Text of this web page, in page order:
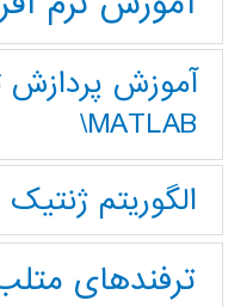
آموزش پردازش
MATLAB\
الگوریتم ژنتیک
ترفندهای